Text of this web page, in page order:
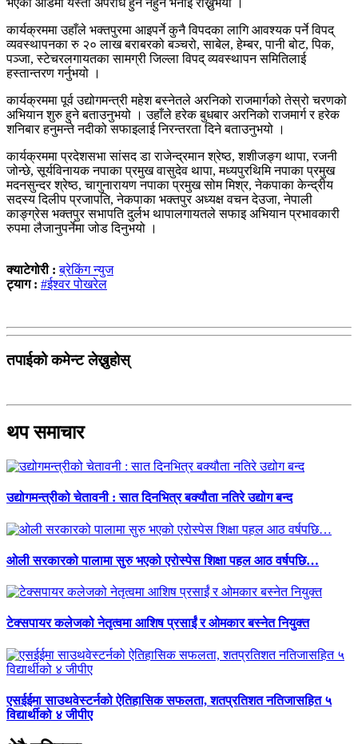
कार्यक्रममा उहाँले भक्तपुरमा आइपर्ने कुनै विपदका लागि आवश्यक पर्ने विपद्
व्यवस्थापनका रु २० लाख बराबरको बञ्चरो, साबेल, हेम्बर, पानी बोट, पिक,
पञ्जा, स्टेचरलगायतका सामग्री जिल्ला विपद् व्यवस्थापन समितिलाई
हस्तान्तरण गर्नुभयो ।
कार्यक्रममा पूर्व उद्योगमन्त्री महेश बस्नेतले अरनिको राजमार्गको तेस्रो चरणको
अभियान शुरु हुने बताउनुभयो । उहाँले हरेक बुधबार अरनिको राजमार्ग र हरेक
शनिबार हनुमन्ते नदीको सफाइलाई निरन्तरता दिने बताउनुभयो ।
कार्यक्रममा प्रदेशसभा सांसद डा राजेन्द्रमान श्रेष्ठ, शशीजङ्ग थापा, रजनी
जोन्छे, सूर्यविनायक नपाका प्रमुख वासुदेव थापा, मध्यपुरथिमि नपाका प्रमुख
मदनसुन्दर श्रेष्ठ, चागुनारायण नपाका प्रमुख सोम मिश्र, नेकपाका केन्द्रीय
सदस्य दिलीप प्रजापति, नेकपाका भक्तपुर अध्यक्ष वचन देउजा, नेपाली
काङ्ग्रेस भक्तपुर सभापति दुर्लभ थापालगायतले सफाइ अभियान प्रभावकारी
रुपमा लैजानुपर्नेमा जोड दिनुभयो ।
क्याटेगोरी :ब्रेकिंग न्युज
ट्याग : #ईश्वर पोखरेल
तपाईको कमेन्ट लेख्नुहोस्
थप समाचार
उद्योगमन्त्रीको चेतावनी : सात दिनभित्र बक्यौता नतिरे उद्योग बन्द
ओली सरकारको पालामा सुरु भएको एरोस्पेस शिक्षा पहल आठ वर्षपछि…
टेक्सपायर कलेजको नेतृत्वमा आशिष प्रसाईं र ओमकार बस्नेत नियुक्त
एसईईमा साउथवेस्टर्नको ऐतिहासिक सफलता, शतप्रतिशत नतिजासहित ५
विद्यार्थीको ४ जीपीए